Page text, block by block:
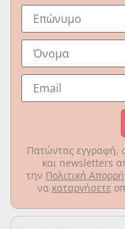
Πατώντας εγγραφή,
και newsletters
την Πολιτική
να καταργήσετε